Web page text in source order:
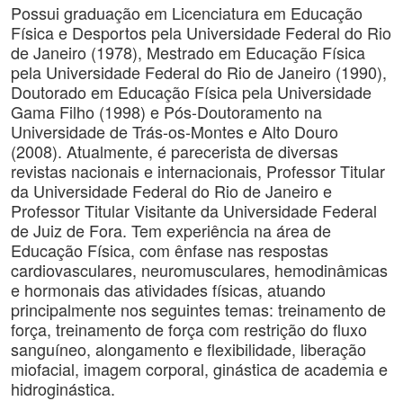
Possui graduação em Licenciatura em Educação
Física e Desportos pela Universidade Federal do Rio
de Janeiro (1978), Mestrado em Educação Física
pela Universidade Federal do Rio de Janeiro (1990),
Doutorado em Educação Física pela Universidade
Gama Filho (1998) e Pós-Doutoramento na
Universidade de Trás-os-Montes e Alto Douro
(2008). Atualmente, é parecerista de diversas
revistas nacionais e internacionais, Professor Titular
da Universidade Federal do Rio de Janeiro e
Professor Titular Visitante da Universidade Federal
de Juiz de Fora. Tem experiência na área de
Educação Física, com ênfase nas respostas
cardiovasculares, neuromusculares, hemodinâmicas
e hormonais das atividades físicas, atuando
principalmente nos seguintes temas: treinamento de
força, treinamento de força com restrição do fluxo
sanguíneo, alongamento e flexibilidade, liberação
miofacial, imagem corporal, ginástica de academia e
hidroginástica.